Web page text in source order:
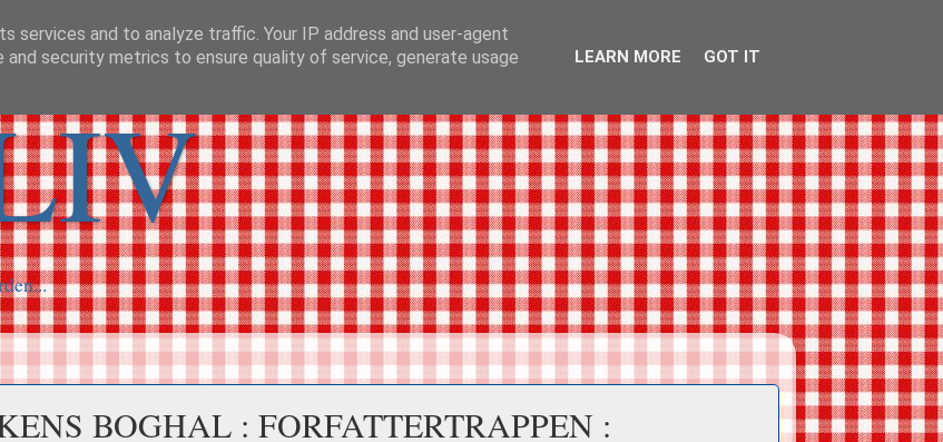
BOGHAL : FORFATTERTRAPPEN :
services and to analyze traffic. Your IP address and user-agent
security metrics to ensure quality of service, generate usage
LEARN MORE GOT IT